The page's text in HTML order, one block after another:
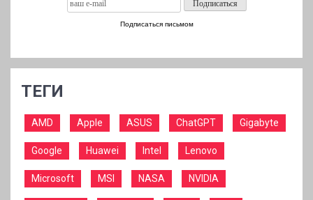
Подписаться письмом
ТЕГИ
AMD Apple ASUS ChatGPT Gigabyte
Google Huawei Intel Lenovo
Microsoft MSI NASA NVIDIA